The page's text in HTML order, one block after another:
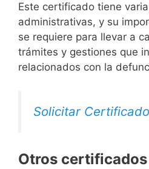
Este certificado tiene
administrativas, y su
se requiere para llevar a
trámites y gestiones que
relacionados con la
Solicitar
Otros certificados